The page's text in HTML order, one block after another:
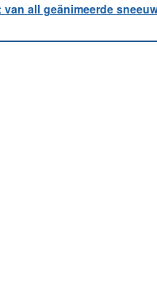
van all geänimeerde